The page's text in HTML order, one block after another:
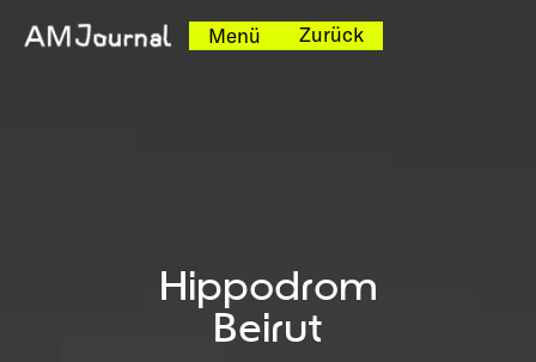
Menü Zurück
Hippodrom
Beirut